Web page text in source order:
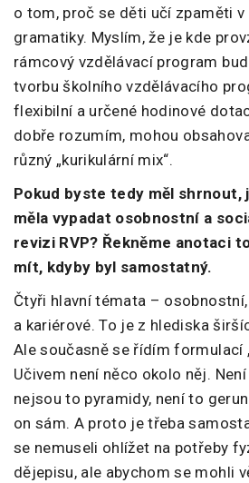
o tom, proč se děti učí zpaměti
gramatiky. Myslím, že je kde
rámcový vzdělávací program
tvorbu školního vzdělávacího
flexibilní a určené hodinové
dobře rozumím, mohou
různý „kurikulární mix“.
Pokud byste tedy měl shrnout,
měla vypadat osobnostní a
revizi RVP? Řekněme anotaci
mít, kdyby byl samostatný.
Čtyři hlavní témata –
a kariérové. To je z hlediska
Ale současně se řídím formulací
Učivem není něco okolo něj.
nejsou to pyramidy, není to
on sám. A proto je třeba
se nemuseli ohlížet na potřeby
dějepisu, ale abychom se mohli